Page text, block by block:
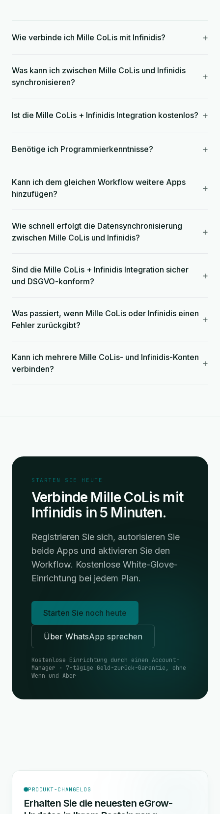
Wie verbinde ich Mille CoLis mit Infinidis? +
Was kann ich zwischen Mille CoLis und Infinidis
synchronisieren?
+
Ist die Mille CoLis + Infinidis Integration kostenlos? +
Benötige ich Programmierkenntnisse? +
Kann ich dem gleichen Workflow weitere Apps
hinzufügen?
+
Wie schnell erfolgt die Datensynchronisierung
zwischen Mille CoLis und Infinidis?
+
Sind die Mille CoLis + Infinidis Integration sicher
und DSGVO-konform?
+
Was passiert, wenn Mille CoLis oder Infinidis einen
Fehler zurückgibt?
+
Kann ich mehrere Mille CoLis- und Infinidis-Konten
verbinden?
+
STARTEN SIE HEUTE
Verbinde Mille CoLis mit
Infinidis in 5 Minuten.
Registrieren Sie sich, autorisieren Sie
beide Apps und aktivieren Sie den
Workflow. Kostenlose White-Glove-
Einrichtung bei jedem Plan.
Starten Sie noch heute
Über WhatsApp sprechen
Kostenlose Einrichtung durch einen Account-
Manager · 7-tägige Geld-zurück-Garantie, ohne
Wenn und Aber
PRODUKT-CHANGELOG
Erhalten Sie die neuesten eGrow-